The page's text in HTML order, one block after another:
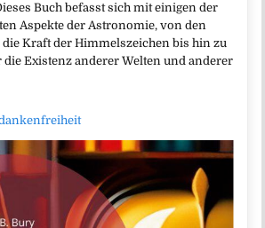
Buch befasst sich mit einigen der
Aspekte der Astronomie, von den
Kraft der Himmelszeichen bis hin zu
Existenz anderer Welten und anderer